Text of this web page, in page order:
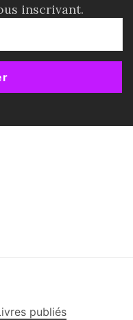
inscrivant.
publiés